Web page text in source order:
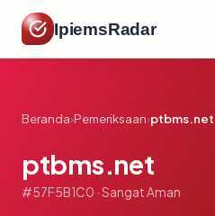
IpiemsRadar
Beranda›Pemeriksaan›ptbms.net
ptbms.net
#57F5B1C0 · Sangat Aman